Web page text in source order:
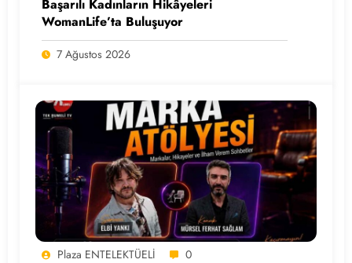
Başarılı Kadınların Hikâyeleri
WomanLife’ta Buluşuyor
7 Ağustos 2026
Plaza ENTELEKTÜELİ 0